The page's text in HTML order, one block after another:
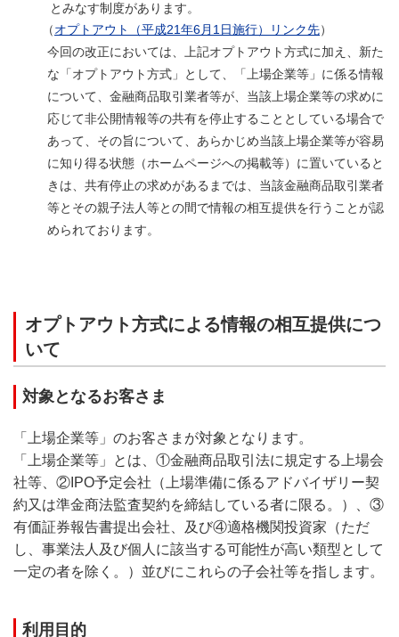
とみなす制度があります。
（オプトアウト（平成21年6月1日施行）リンク先）
今回の改正においては、上記オプトアウト方式に加え、新た
な「オプトアウト方式」として、「上場企業等」に係る情報
について、金融商品取引業者等が、当該上場企業等の求めに
応じて非公開情報等の共有を停止することとしている場合で
あって、その旨について、あらかじめ当該上場企業等が容易
に知り得る状態（ホームページへの掲載等）に置いていると
きは、共有停止の求めがあるまでは、当該金融商品取引業者
等とその親子法人等との間で情報の相互提供を行うことが認
められております。
オプトアウト方式による情報の相互提供につ
いて
対象となるお客さま
「上場企業等」のお客さまが対象となります。
「上場企業等」とは、①金融商品取引法に規定する上場会
社等、②IPO予定会社（上場準備に係るアドバイザリー契
約又は準金商法監査契約を締結している者に限る。）、③
有価証券報告書提出会社、及び④適格機関投資家（ただ
し、事業法人及び個人に該当する可能性が高い類型として
一定の者を除く。）並びにこれらの子会社等を指します。
利用目的